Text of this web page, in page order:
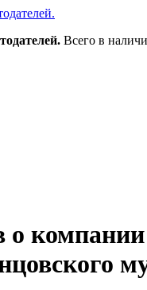
Всего в
о